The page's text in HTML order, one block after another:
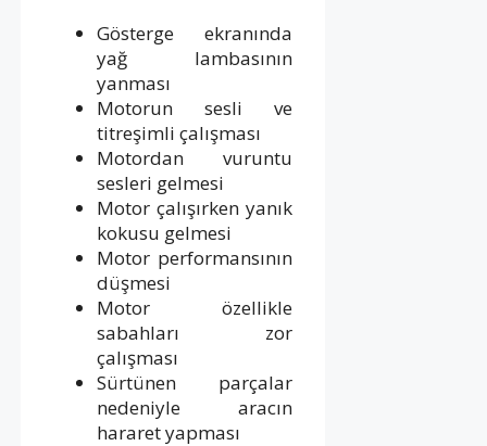
Gösterge ekranında
yağ lambasının
yanması
Motorun sesli ve
titreşimli çalışması
Motordan vuruntu
sesleri gelmesi
Motor çalışırken yanık
kokusu gelmesi
Motor performansının
düşmesi
Motor özellikle
sabahları zor
çalışması
Sürtünen parçalar
nedeniyle aracın
hararet yapması